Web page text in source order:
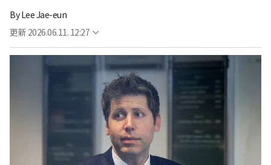
ByLee Jae-eun
更新 2026.06.11. 12:27